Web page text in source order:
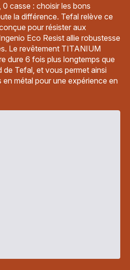
casse : choisir les bons
la différence. Tefal relève ce
pour résister aux
Eco Resist allie robustesse
Le revêtement TITANIUM
dure 6 fois plus longtemps que
de Tefal, et vous permet ainsi
en métal pour une expérience en